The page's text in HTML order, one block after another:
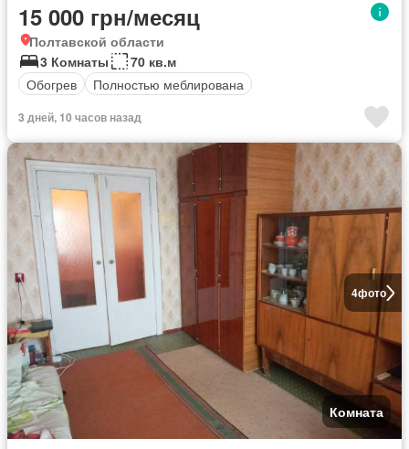
15 000 грн/месяц
Полтавской области
3 Комнаты
70 кв.м
Обогрев
Полностью меблирована
3 дней, 10 часов назад
4фото
Комната